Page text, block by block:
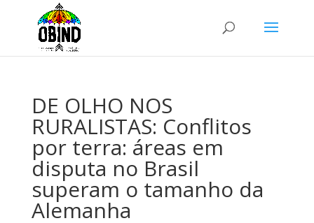
DE OLHO NOS
RURALISTAS: Conflitos
por terra: áreas em
disputa no Brasil
superam o tamanho da
Alemanha